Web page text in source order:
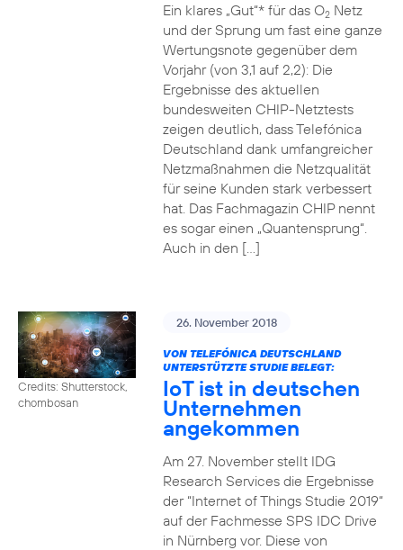
Ein klares „Gut“* für das O2Netz
und der Sprung um fast eine ganze
Wertungsnote gegenüber dem
Vorjahr (von 3,1 auf 2,2): Die
Ergebnisse des aktuellen
bundesweiten CHIP-Netztests
zeigen deutlich, dass Telefónica
Deutschland dank umfangreicher
Netzmaßnahmen die Netzqualität
für seine Kunden stark verbessert
hat. Das Fachmagazin CHIP nennt
es sogar einen „Quantensprung“.
Auch in den […]
Credits: Shutterstock,
chombosan
26. November 2018
VON TELEFÓNICA DEUTSCHLAND
UNTERSTÜTZTE STUDIE BELEGT:
IoT ist in deutschen
Unternehmen
angekommen
Am 27. November stellt IDG
Research Services die Ergebnisse
der “Internet of Things Studie 2019“
auf der Fachmesse SPS IDC Drive
in Nürnberg vor. Diese von